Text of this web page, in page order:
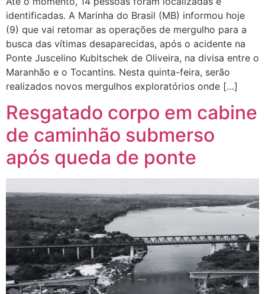
identificadas. A Marinha do Brasil (MB) informou hoje
(9) que vai retomar as operações de mergulho para a
busca das vítimas desaparecidas, após o acidente na
Ponte Juscelino Kubitschek de Oliveira, na divisa entre o
Maranhão e o Tocantins. Nesta quinta-feira, serão
realizados novos mergulhos exploratórios onde […]
Resgatado corpo em cabine
de caminhão submerso
após queda de ponte